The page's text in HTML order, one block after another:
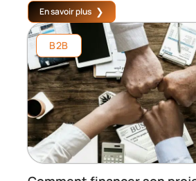
En savoir plus
B2B